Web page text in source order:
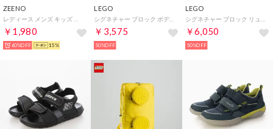
ZEENO
￥1,980
60%OFF 15%
LEGO
￥3,575
50%OFF
LEGO
￥6,050
50%OFF